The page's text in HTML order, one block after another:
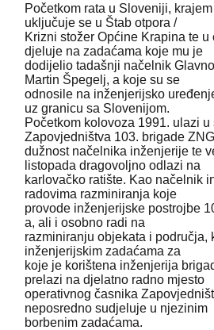
Početkom rata u Sloveniji,
uključuje se u Štab otpora /
Krizni stožer Općine Krapina te u
djeluje na zadaćama koje mu je
dodijelio tadašnji načelnik
Martin Špegelj, a koje su se
odnosile na inženjerijsko
uz granicu sa Slovenijom.
Početkom kolovoza 1991. ulazi u
Zapovjedništva 103. brigade
dužnost načelnika inženjerije te
listopada dragovoljno odlazi na
karlovačko ratište. Kao načelnik
radovima razminiranja koje
provode inženjerijske postrojbe
a, ali i osobno radi na
razminiranju objekata i područja,
inženjerijskim zadaćama za
koje je korištena inženjerija
prelazi na djelatno radno mjesto
operativnog časnika
neposredno sudjeluje u njezinim
borbenim zadaćama.